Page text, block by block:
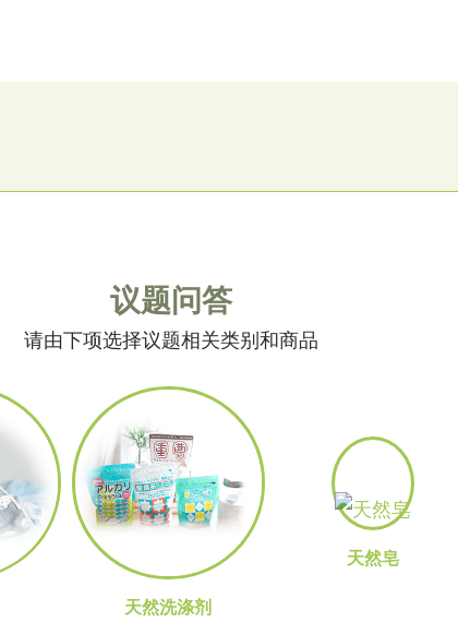
议题问答
请由下项选择议题相关类别和商品
天然洗涤剂
天然皂